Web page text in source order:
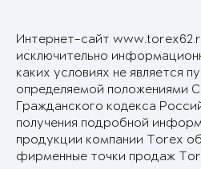
Интернет-сайт
исключительно
каких условиях не является
определяемой положениями
Гражданского кодекса
получения подробной
продукции компании Torex
фирменные точки продаж